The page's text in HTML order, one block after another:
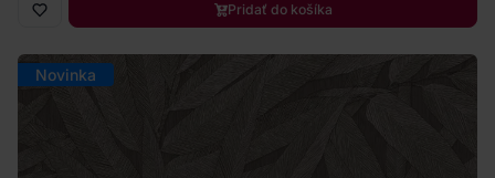
Pridať do košíka
Novinka